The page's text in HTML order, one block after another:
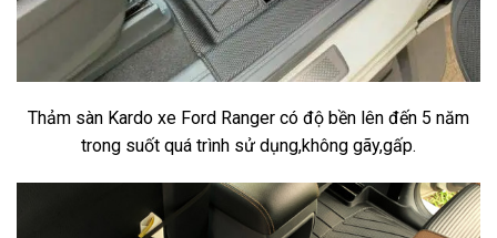
Thảm sàn Kardo xe Ford Ranger có độ bền lên đến 5 năm
trong suốt quá trình sử dụng,không gãy,gấp.